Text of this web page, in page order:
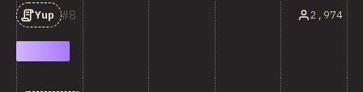
8
Yup 2,974